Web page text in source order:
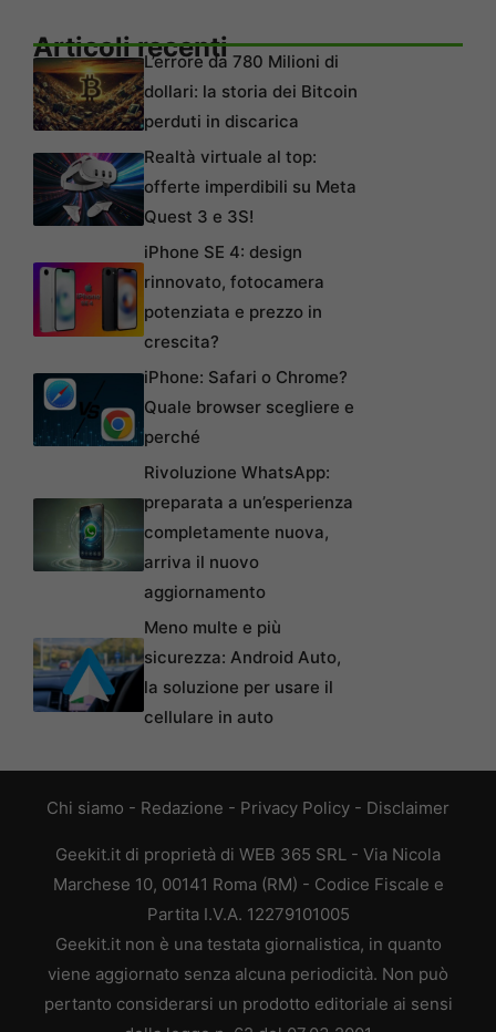
Articoli recentiL’errore da 780 Milioni di
dollari: la storia dei Bitcoin
perduti in discarica
Realtà virtuale al top:
offerte imperdibili su Meta
Quest 3 e 3S!
iPhone SE 4: design
rinnovato, fotocamera
potenziata e prezzo in
crescita?
iPhone: Safari o Chrome?
Quale browser scegliere e
perché
Rivoluzione WhatsApp:
preparata a un’esperienza
completamente nuova,
arriva il nuovo
aggiornamento
Meno multe e più
sicurezza: Android Auto,
la soluzione per usare il
cellulare in auto
Chi siamo - Redazione - Privacy Policy - Disclaimer
Geekit.it di proprietà di WEB 365 SRL - Via Nicola
Marchese 10, 00141 Roma (RM) - Codice Fiscale e
Partita I.V.A. 12279101005
Geekit.it non è una testata giornalistica, in quanto
viene aggiornato senza alcuna periodicità. Non può
pertanto considerarsi un prodotto editoriale ai sensi